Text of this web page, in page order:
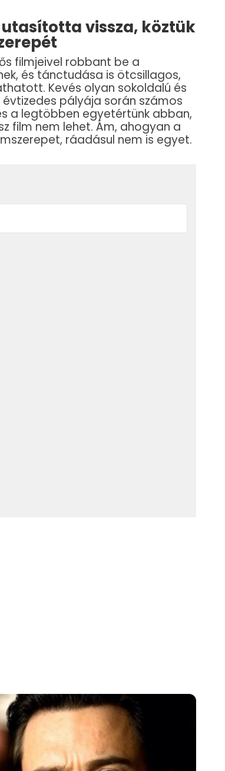
vissza, köztük
filmjeivel robbant be a
és tánctudása is ötcsillagos,
Kevés olyan sokoldalú és
pályája során számos
a legtöbben egyetértünk abban,
film nem lehet. Ám, ahogyan a
ráadásul nem is egyet.